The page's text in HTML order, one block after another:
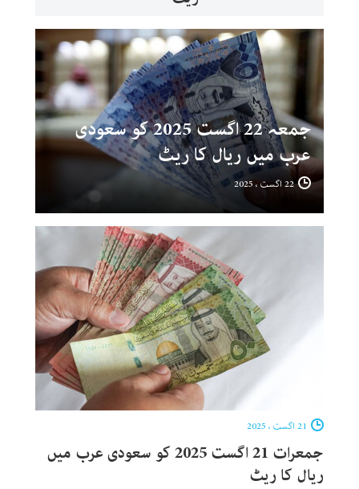
جمعہ 22 اگست 2025 کو سعودی
عرب میں ریال کا ریٹ
22 اگست ، 2025
جمعرات 21 اگست 2025 کو سعودی عرب میں
ریال کا ریٹ